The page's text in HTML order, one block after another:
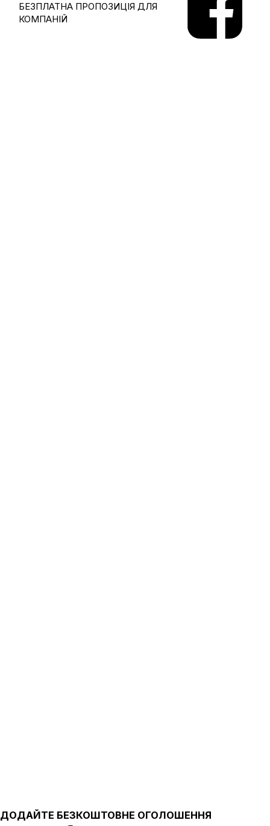
ДОДАЙТЕ БЕЗКОШТОВНЕ ОГОЛОШЕННЯ
БЕЗПЛАТНА ПРОПОЗИЦІЯ ДЛЯ
КОМПАНІЙ